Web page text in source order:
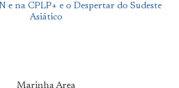
e na CPLP+ e o Despertar do Sudeste
Asiático
Marinha Area